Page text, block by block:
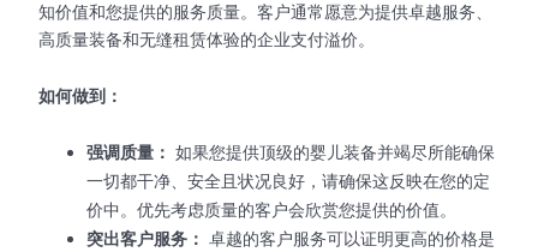
知价值和您提供的服务质量。客户通常愿意为提供卓越服务、
高质量装备和无缝租赁体验的企业支付溢价。
如何做到：
强调质量： 如果您提供顶级的婴儿装备并竭尽所能确保
一切都干净、安全且状况良好，请确保这反映在您的定
价中。优先考虑质量的客户会欣赏您提供的价值。
突出客户服务： 卓越的客户服务可以证明更高的价格是